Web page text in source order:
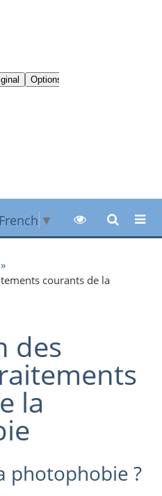
French ▼
courants de la
des
la
photophobie ?